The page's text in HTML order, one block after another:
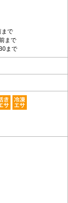
まで
まで
まで